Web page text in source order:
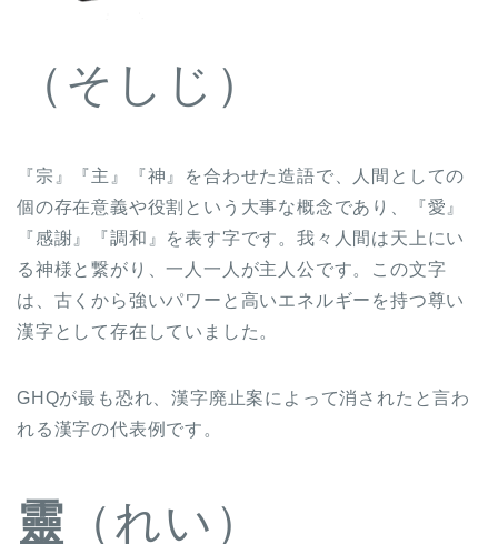
（そしじ）
『宗』『主』『神』を合わせた造語で、人間としての
個の存在意義や役割という大事な概念であり、『愛』
『感謝』『調和』を表す字です。我々人間は天上にい
る神様と繋がり、一人一人が主人公です。この文字
は、古くから強いパワーと高いエネルギーを持つ尊い
漢字として存在していました。
GHQが最も恐れ、漢字廃止案によって消されたと言わ
れる漢字の代表例です。
靈 （れい）